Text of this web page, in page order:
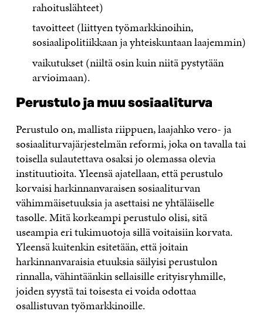
rahoituslähteet)
tavoitteet (liittyen työmarkkinoihin,
sosiaalipolitiikkaan ja yhteiskuntaan laajemmin)
vaikutukset (niiltä osin kuin niitä pystytään
arvioimaan).
Perustulo ja muu sosiaaliturva
Perustulo on, mallista riippuen, laajahko vero- ja
sosiaaliturvajärjestelmän reformi, joka on tavalla tai
toisella sulautettava osaksi jo olemassa olevia
instituutioita. Yleensä ajatellaan, että perustulo
korvaisi harkinnanvaraisen sosiaaliturvan
vähimmäisetuuksia ja asettaisi ne yhtäläiselle
tasolle. Mitä korkeampi perustulo olisi, sitä
useampia eri tukimuotoja sillä voitaisiin korvata.
Yleensä kuitenkin esitetään, että joitain
harkinnanvaraisia etuuksia säilyisi perustulon
rinnalla, vähintäänkin sellaisille erityisryhmille,
joiden syystä tai toisesta ei voida odottaa
osallistuvan työmarkkinoille.